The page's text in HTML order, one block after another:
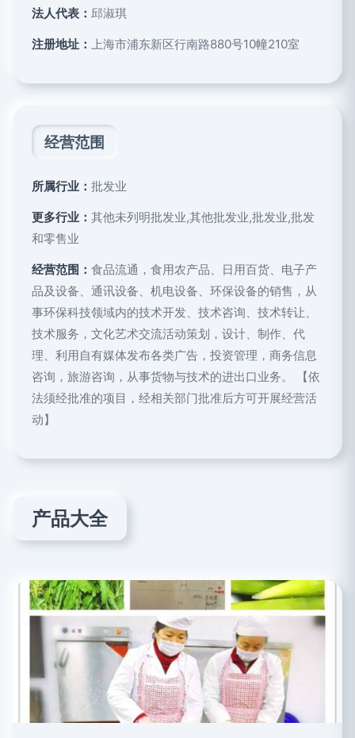
法人代表： 邱淑琪
注册地址： 上海市浦东新区行南路880号10幢210室
经营范围
所属行业： 批发业
更多行业： 其他未列明批发业,其他批发业,批发业,批发
和零售业
经营范围： 食品流通，食用农产品、日用百货、电子产
品及设备、通讯设备、机电设备、环保设备的销售，从
事环保科技领域内的技术开发、技术咨询、技术转让、
技术服务，文化艺术交流活动策划，设计、制作、代
理、利用自有媒体发布各类广告，投资管理，商务信息
咨询，旅游咨询，从事货物与技术的进出口业务。 【依
法须经批准的项目，经相关部门批准后方可开展经营活
动】
产品大全